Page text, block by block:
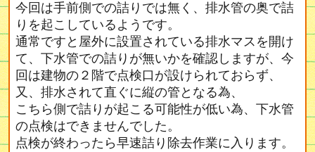
今回は手前側での詰りでは無く、排水管の奥で詰
りを起こしているようです。
通常ですと屋外に設置されている排水マスを開け
て、下水管での詰りが無いかを確認しますが、今
回は建物の２階で点検口が設けられておらず、
又、排水されて直ぐに縦の管となる為、
こちら側で詰りが起こる可能性が低い為、下水管
の点検はできませんでした。
点検が終わったら早速詰り除去作業に入ります。